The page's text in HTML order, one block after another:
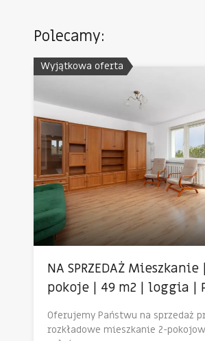
Polecamy:
Wyjątkowa oferta
NA SPRZEDAŻ Mieszkanie
pokoje | 49 m2 | loggia |
Oferujemy Państwu na sprzedaż
rozkładowe mieszkanie 2-